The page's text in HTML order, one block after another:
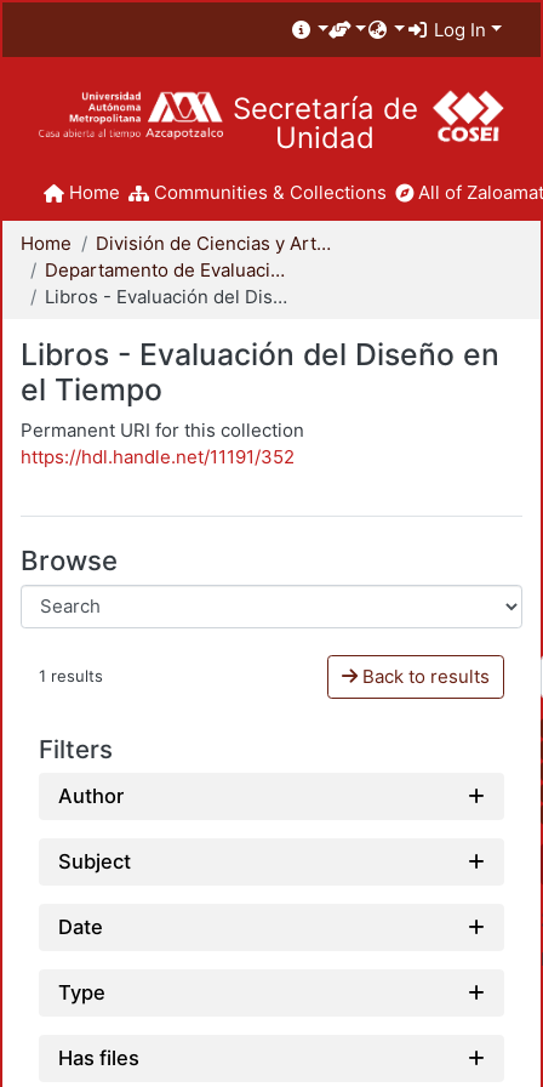
Log In
Secretaría de
Unidad
Home Communities & Collections All of
Home
División de Ciencias y Artes para el Diseño
Departamento de Evaluación del Diseño en el Tiempo
Libros - Evaluación del Diseño en el Tiempo
Libros - Evaluación del Diseño en
el Tiempo
Permanent URI for this collection
https://hdl.handle.net/11191/352
Browse
1 results Back to results
Filters
Author
Subject
Date
Type
Has files